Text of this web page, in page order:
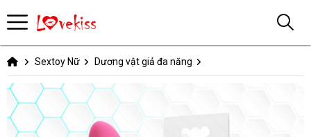
Sextoy Nữ Dương vật giả đa năng